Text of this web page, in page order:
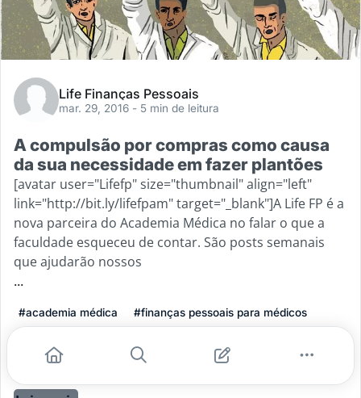
Life Finanças Pessoais
mar. 29, 2016 - 5 min de leitura
A compulsão por compras como causa
da sua necessidade em fazer plantões
[avatar user="Lifefp" size="thumbnail" align="left"
link="http://bit.ly/lifefpam" target="_blank"]A Life FP é a
nova parceira do Academia Médica no falar o que a
faculdade esqueceu de contar. São posts semanais
que ajudarão nossos
...
#academia médica
#finanças pessoais para médicos
#life fp